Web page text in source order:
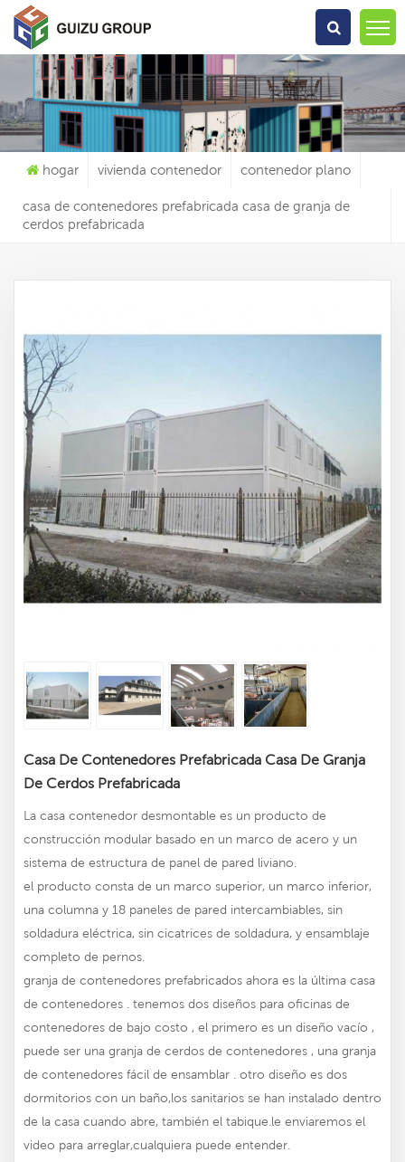
Qué Estás Buscando?
hogar vivienda contenedor contenedor plano
casa de contenedores prefabricada casa de granja de
cerdos prefabricada
Casa De Contenedores Prefabricada Casa De Granja
De Cerdos Prefabricada
La casa contenedor desmontable es un producto de
construcción modular basado en un marco de acero y un
sistema de estructura de panel de pared liviano.
el producto consta de un marco superior, un marco inferior,
una columna y 18 paneles de pared intercambiables, sin
soldadura eléctrica, sin cicatrices de soldadura, y ensamblaje
completo de pernos.
granja de contenedores prefabricados ahora es la última casa
de contenedores . tenemos dos diseños para oficinas de
contenedores de bajo costo , el primero es un diseño vacío ,
puede ser una granja de cerdos de contenedores , una granja
de contenedores fácil de ensamblar . otro diseño es dos
dormitorios con un baño,los sanitarios se han instalado dentro
de la casa cuando abre, también el tabique.le enviaremos el
video para arreglar,cualquiera puede entender.